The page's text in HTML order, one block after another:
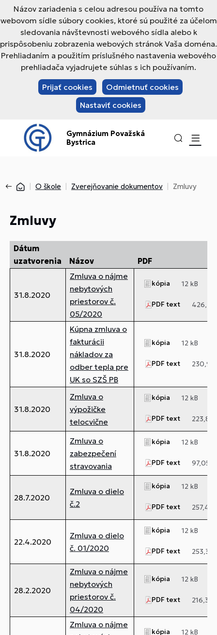
Názov zariadenia s celou adresou používa na tomto
webovom sídle súbory cookies, ktoré sú použité za účelom
sledovania návštevnosti webového sídla alebo k
prispôsobeniu zobrazenia webových stránok Vaša doména.
Prehliadaním a použitím príslušného nastavenia webového
prehliadača vyjadrujete súhlas s ich používaním.
Prijať cookies
Odmietnuť cookies
Nastaviť cookies
Gymnázium Považská
Bystrica
O škole Zverejňovanie dokumentov Zmluvy
Zmluvy
Dátum
uzatvorenia
Názov PDF
31.8.2020
Zmluva o nájme
nebytových
priestorov č.
05/2020
kópia 12 kB
PDF text 426,31
31.8.2020
Kúpna zmluva o
fakturácii
nákladov za
odber tepla pre
UK so SZŠ PB
kópia 12 kB
PDF text 230,91
31.8.2020
Zmluva o
výpožičke
telocvične
kópia 12 kB
PDF text 223,8
31.8.2020
Zmluva o
zabezpečení
stravovania
kópia 12 kB
PDF text 97,05
28.7.2020
Zmluva o dielo
č.2
kópia 12 kB
PDF text 257,4
22.4.2020
Zmluva o dielo
č. 01/2020
kópia 12 kB
PDF text 253,35
28.2.2020
Zmluva o nájme
nebytových
priestorov č.
04/2020
kópia 12 kB
PDF text 216,32
Zmluva o nájme
kópia 12 kB